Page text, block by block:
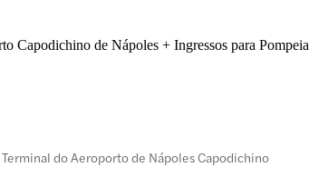
Capodichino de Nápoles + Ingressos para Pompeia
do Aeroporto de Nápoles Capodichino